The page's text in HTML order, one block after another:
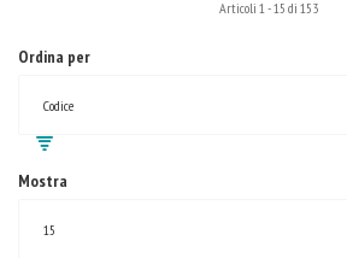
Ordina per
Codice
Articoli 1 -15 di 153
Mostra
15